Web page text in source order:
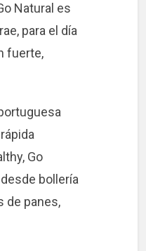
Natural es
para el día
fuerte,
Go
bollería
de panes,